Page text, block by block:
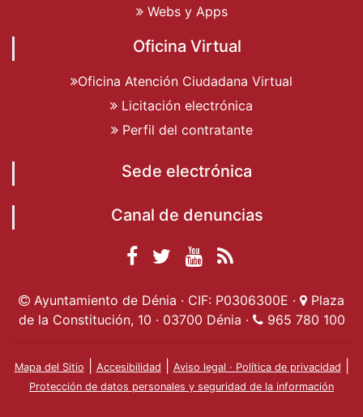
Webs y Apps
Oficina Virtual
Oficina Atención Ciudadana Virtual
Licitación electrónica
Perfil del contratante
Sede electrónica
Canal de denuncias
Facebook
Ayuntamiento de
Dénia
Ayuntamiento de
Dénia
Ayuntamiento
de Dénia
Actualidad
Ayuntamiento de Dénia · CIF: P0306300E ·
Plaza
de la Constitución, 10 · 03700 Dénia ·
965 780 100
Mapa del Sitio Accesibilidad Aviso legal · Política de privacidad
Protección de datos personales y seguridad de la información